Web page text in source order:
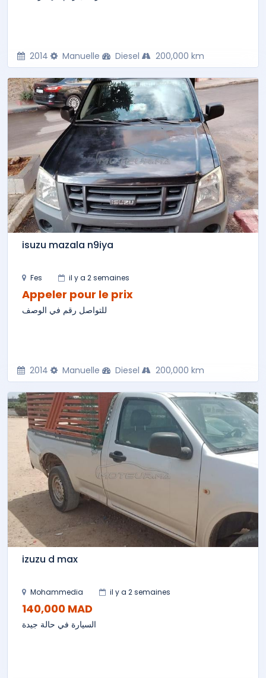
2014 Manuelle Diesel 200,000 km
isuzu mazala n9iya
Fes il y a 2 semaines
Appeler pour le prix
للتواصل رقم في الوصف
2014 Manuelle Diesel 200,000 km
izuzu d max
Mohammedia il y a 2 semaines
140,000 MAD
السيارة في حالة جيدة